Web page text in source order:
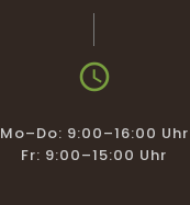

Mo–Do: 9:00–16:00 Uhr
Fr: 9:00–15:00 Uhr